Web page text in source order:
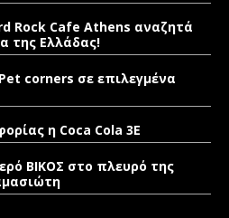
Rock Cafe Athens αναζητά
της Ελλάδας!
corners σε επιλεγμένα
η Coca Cola 3E
ΒΙΚΟΣ στο πλευρό της